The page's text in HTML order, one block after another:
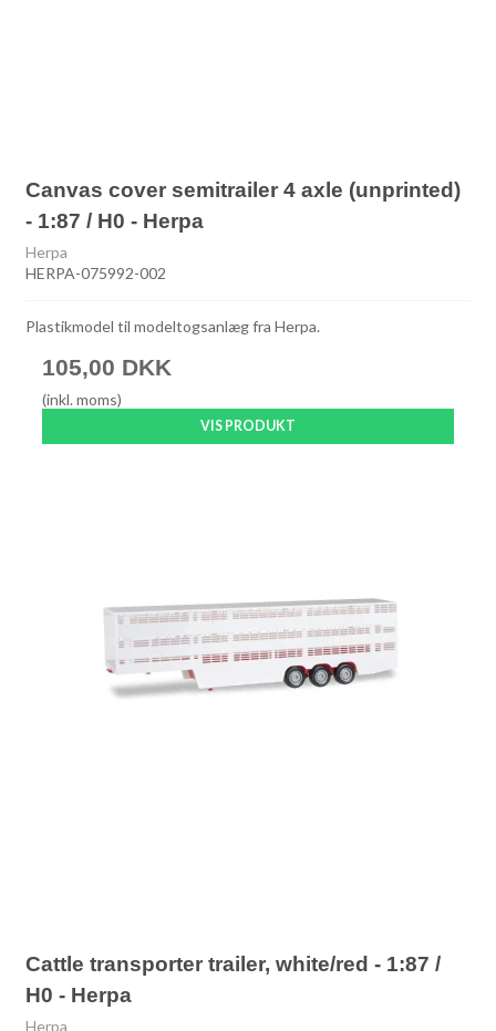
Canvas cover semitrailer 4 axle (unprinted)
- 1:87 / H0 - Herpa
Herpa
HERPA-075992-002
Plastikmodel til modeltogsanlæg fra Herpa.
105,00 DKK
(inkl. moms)
VIS PRODUKT
Cattle transporter trailer, white/red - 1:87 /
H0 - Herpa
Herpa